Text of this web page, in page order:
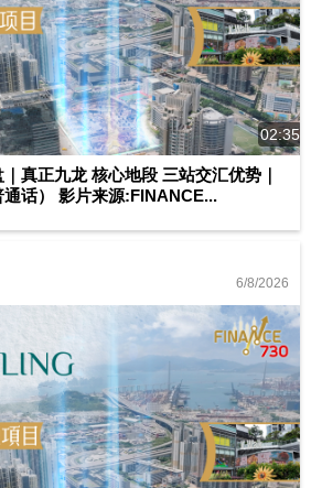
02:35
｜真正九龙 核心地段 三站交汇优势｜
话） 影片来源:FINANCE...
6/8/2026